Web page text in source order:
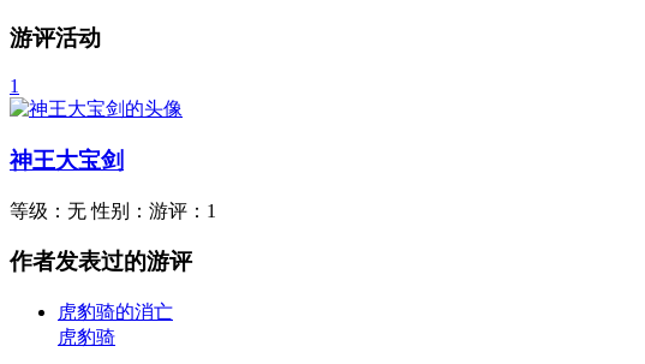
游评活动
1
神王大宝剑
等级： 无 性别： 游评： 1
作者发表过的游评
虎豹骑的消亡
虎豹骑